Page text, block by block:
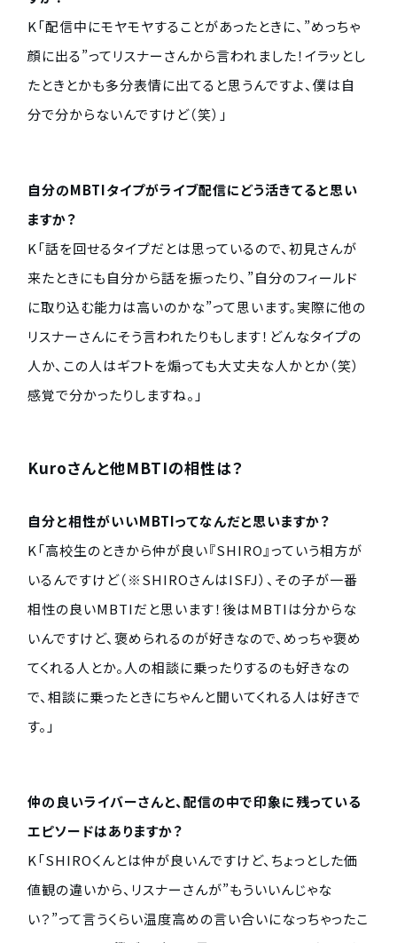
K「配信中にモヤモヤすることがあったときに、”めっちゃ
顔に出る”ってリスナーさんから言われました！イラッとし
たときとかも多分表情に出てると思うんですよ、僕は自
分で分からないんですけど（笑）」
自分のMBTIタイプがライブ配信にどう活きてると思い
ますか？
K「話を回せるタイプだとは思っているので、初見さんが
来たときにも自分から話を振ったり、”自分のフィールド
に取り込む能力は高いのかな”って思います。実際に他の
リスナーさんにそう言われたりもします！どんなタイプの
人か、この人はギフトを煽っても大丈夫な人かとか（笑）
感覚で分かったりしますね。」
Kuroさんと他MBTIの相性は？
自分と相性がいいMBTIってなんだと思いますか？
K「高校生のときから仲が良い『SHIRO』っていう相方が
いるんですけど（※SHIROさんはISFJ）、その子が一番
相性の良いMBTIだと思います！後はMBTIは分からな
いんですけど、褒められるのが好きなので、めっちゃ褒め
てくれる人とか。人の相談に乗ったりするのも好きなの
で、相談に乗ったときにちゃんと聞いてくれる人は好きで
す。」
仲の良いライバーさんと、配信の中で印象に残っている
エピソードはありますか？
K「SHIROくんとは仲が良いんですけど、ちょっとした価
値観の違いから、リスナーさんが”もういいんじゃな
い？”って言うくらい温度高めの言い合いになっちゃったこ